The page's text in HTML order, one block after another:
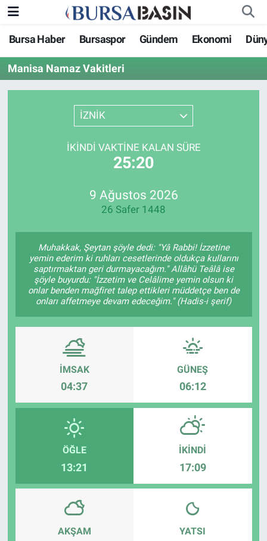
Bursa Haber Bursaspor Gündem Ekonomi
Manisa Namaz Vakitleri
İZNİK
İKINDI VAKTINE KALAN SÜRE
25:20
9 Ağustos 2026
26 Safer 1448
Muhakkak, Şeytan şöyle dedi: "Yâ Rabbi! İzzetine
yemin ederim ki ruhları cesetlerinde oldukça kullarını
saptırmaktan geri durmayacağım." Allâhü Teâlâ ise
şöyle buyurdu: "İzzetim ve Celâlime yemin olsun ki
onlar benden mağfiret talep ettikleri müddetçe ben de
onları affetmeye devam edeceğim." (Hadis-i şerif)
İMSAK
04:37
GÜNEŞ
06:12
ÖĞLE
13:21
İKINDI
17:09
AKŞAM YATSI
Bursa Haber
Genel
Gündem
Sağlık
Eğitim
Ekonomi
Dünya
Teknoloji
Magazin
Siyaset
Bursa Nöbetçi Eczaneler
Bursa Hava Durumu
Bursa Namaz Vakitleri
Süper Lig Puan Durumu ve Fikstür
Tüm Manşetler
Haber Arşivi